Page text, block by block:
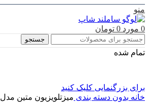
منو
0 مورد 0 تومان
جستجو
تمام شده
برای بزرگنمایی کلیک کنید
خانه بدون دسته بندی میزتلویزیون متین مدل R310 پوست ماری